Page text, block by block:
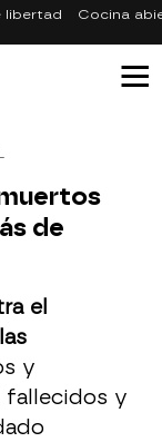
libertad Cocina
de
el
y
fallecidos y